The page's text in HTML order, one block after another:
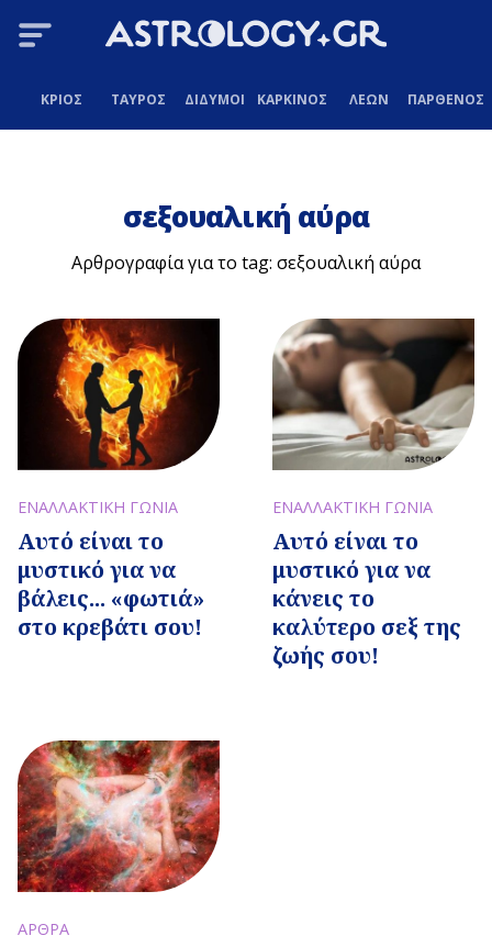
ΚΡΙΟΣ ΤΑΥΡΟΣ ΔΙΔΥΜΟΙ ΚΑΡΚΙΝΟΣ ΛΕΩΝ ΠΑΡΘΕΝΟΣ
σεξουαλική αύρα
Αρθρογραφία για το tag: σεξουαλική αύρα
ΕΝΑΛΛΑΚΤΙΚΗ ΓΩΝΙΑ
Αυτό είναι το
μυστικό για να
βάλεις... «φωτιά»
στο κρεβάτι σου!
ΕΝΑΛΛΑΚΤΙΚΗ ΓΩΝΙΑ
Αυτό είναι το
μυστικό για να
κάνεις το
καλύτερο σεξ της
ζωής σου!
ΑΡΘΡΑ